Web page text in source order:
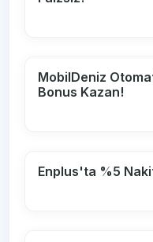
MobilDeniz
Bonus Kazan!
Enplus'ta %5